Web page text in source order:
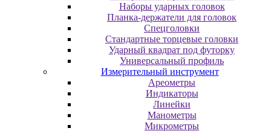
Наборы ударных головок
Планка-держатели для головок
Спецголовки
Стандартные торцевые головки
Ударный квадрат под футорку
Универсальный профиль
Измерительный инструмент
Ареометры
Индикаторы
Линейки
Манометры
Микрометры